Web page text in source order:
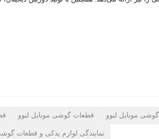
قطعات گوشی موبایل لنوو موبایل لنوو
نمایندگی لوازم یدکی و قطعات